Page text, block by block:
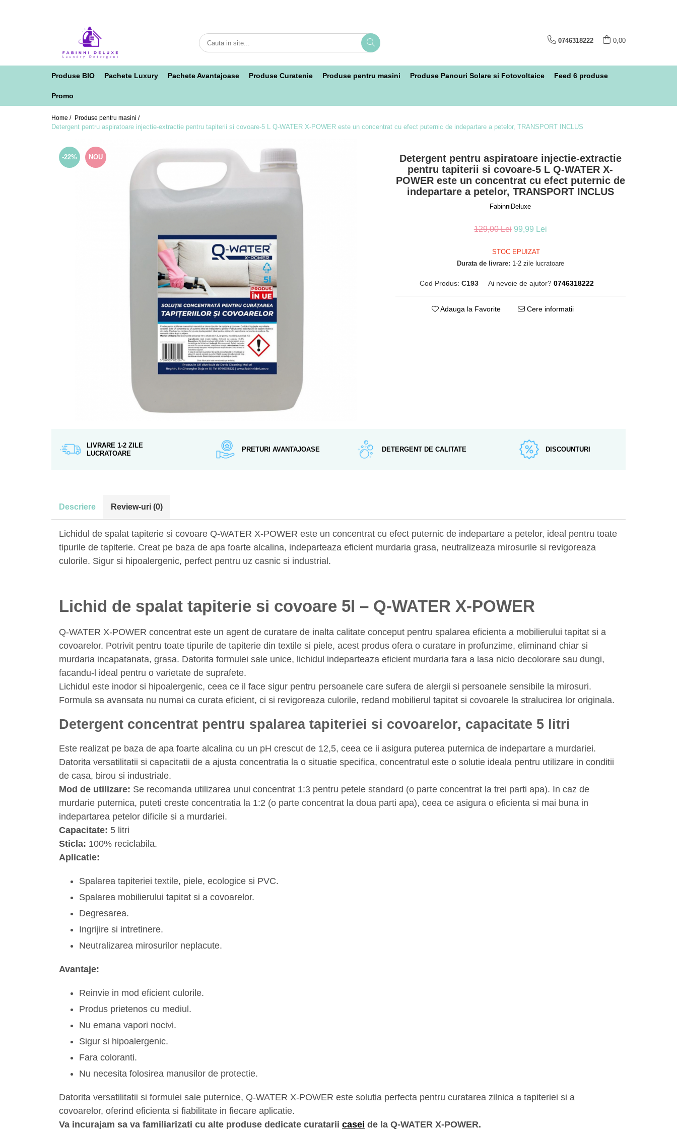
0746318222 0,00
Produse BIO Pachete Luxury Pachete Avantajoase Produse Curatenie Produse pentru masini Produse Panouri Solare si Fotovoltaice Feed 6 produse
Promo
Home / Produse pentru masini /
Detergent pentru aspiratoare injectie-extractie pentru tapiterii si covoare-5 L Q-WATER X-POWER este un concentrat cu efect puternic de indepartare a petelor, TRANSPORT INCLUS
Detergent pentru aspiratoare injectie-extractie
pentru tapiterii si covoare-5 L Q-WATER X-
POWER este un concentrat cu efect puternic de
indepartare a petelor, TRANSPORT INCLUS
FabinniDeluxe
-22% NOU
129,00 Lei 99,99 Lei
STOC EPUIZAT
Durata de livrare: 1-2 zile lucratoare
Cod Produs: C193 Ai nevoie de ajutor? 0746318222
Adauga la Favorite Cere informatii
LIVRARE 1-2 ZILE
LUCRATOARE
PRETURI AVANTAJOASE DETERGENT DE CALITATE DISCOUNTURI
Descriere Review-uri (0)
Lichidul de spalat tapiterie si covoare Q-WATER X-POWER este un concentrat cu efect puternic de indepartare a petelor, ideal pentru toate
tipurile de tapiterie. Creat pe baza de apa foarte alcalina, indeparteaza eficient murdaria grasa, neutralizeaza mirosurile si revigoreaza
culorile. Sigur si hipoalergenic, perfect pentru uz casnic si industrial.
Lichid de spalat tapiterie si covoare 5l – Q-WATER X-POWER
Q-WATER X-POWER concentrat este un agent de curatare de inalta calitate conceput pentru spalarea eficienta a mobilierului tapitat si a
covoarelor. Potrivit pentru toate tipurile de tapiterie din textile si piele, acest produs ofera o curatare in profunzime, eliminand chiar si
murdaria incapatanata, grasa. Datorita formulei sale unice, lichidul indeparteaza eficient murdaria fara a lasa nicio decolorare sau dungi,
facandu-l ideal pentru o varietate de suprafete.
Lichidul este inodor si hipoalergenic, ceea ce il face sigur pentru persoanele care sufera de alergii si persoanele sensibile la mirosuri.
Formula sa avansata nu numai ca curata eficient, ci si revigoreaza culorile, redand mobilierul tapitat si covoarele la stralucirea lor originala.
Detergent concentrat pentru spalarea tapiteriei si covoarelor, capacitate 5 litri
Este realizat pe baza de apa foarte alcalina cu un pH crescut de 12,5, ceea ce ii asigura puterea puternica de indepartare a murdariei.
Datorita versatilitatii si capacitatii de a ajusta concentratia la o situatie specifica, concentratul este o solutie ideala pentru utilizare in conditii
de casa, birou si industriale.
Mod de utilizare: Se recomanda utilizarea unui concentrat 1:3 pentru petele standard (o parte concentrat la trei parti apa). In caz de
murdarie puternica, puteti creste concentratia la 1:2 (o parte concentrat la doua parti apa), ceea ce asigura o eficienta si mai buna in
indepartarea petelor dificile si a murdariei.
Capacitate: 5 litri
Sticla: 100% reciclabila.
Aplicatie:
Spalarea tapiteriei textile, piele, ecologice si PVC.
Spalarea mobilierului tapitat si a covoarelor.
Degresarea.
Ingrijire si intretinere.
Neutralizarea mirosurilor neplacute.
Avantaje:
Reinvie in mod eficient culorile.
Produs prietenos cu mediul.
Nu emana vapori nocivi.
Sigur si hipoalergenic.
Fara coloranti.
Nu necesita folosirea manusilor de protectie.
Datorita versatilitatii si formulei sale puternice, Q-WATER X-POWER este solutia perfecta pentru curatarea zilnica a tapiteriei si a
covoarelor, oferind eficienta si fiabilitate in fiecare aplicatie.
Va incurajam sa va familiarizati cu alte produse dedicate curatarii casei de la Q-WATER X-POWER.